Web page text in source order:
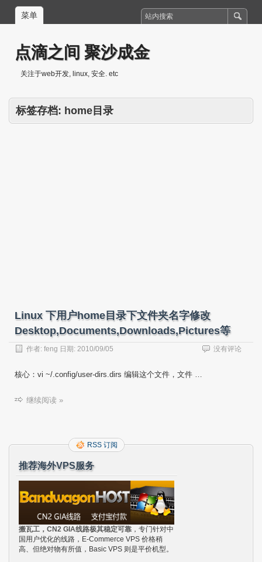
菜单
点滴之间 聚沙成金
关注于web开发, linux, 安全. etc
标签存档: home目录
Linux 下用户home目录下文件夹名字修改
Desktop,Documents,Downloads,Pictures等
作者: feng 日期: 2010/09/05 没有评论
核心：vi ~/.config/user-dirs.dirs 编辑这个文件，文件 …
继续阅读 »
RSS 订阅
推荐海外VPS服务
搬瓦工，CN2 GIA线路极其稳定可靠 ，专门针对中
国用户优化的线路，E-Commerce VPS 价格稍
高、但绝对物有所值，Basic VPS 则是平价机型。